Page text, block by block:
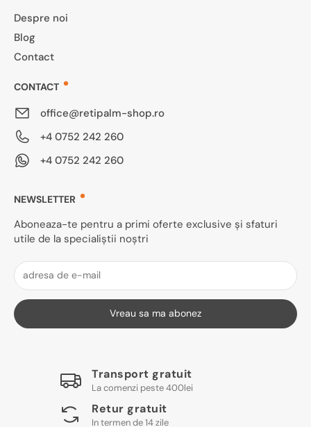
Despre noi
Blog
Contact
CONTACT
office@retipalm-shop.ro
+4 0752 242 260
+4 0752 242 260
NEWSLETTER
Aboneaza-te pentru a primi oferte exclusive și sfaturi
utile de la specialiștii noștri
Vreau sa ma abonez
Transport gratuit
La comenzi peste 400lei
Retur gratuit
In termen de 14 zile